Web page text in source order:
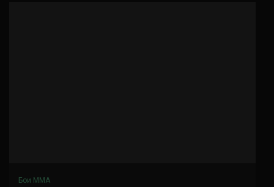
Бои ММА